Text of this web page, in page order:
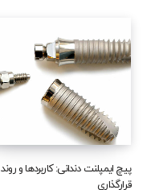
پیچ ایمپلنت دندانی: کاربردها و روند
قرارگذاری